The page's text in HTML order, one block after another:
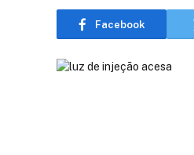
Facebook